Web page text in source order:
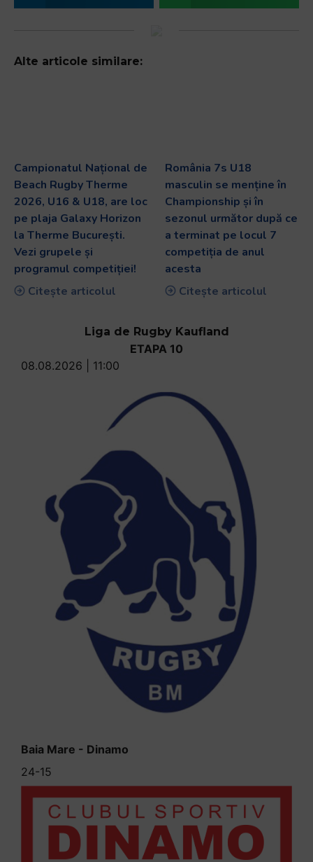
Alte articole similare:
Campionatul Național de
Beach Rugby Therme
2026, U16 & U18, are loc
pe plaja Galaxy Horizon
la Therme București.
Vezi grupele și
programul competiției!
Citește articolul
România 7s U18
masculin se menține în
Championship și în
sezonul următor după ce
a terminat pe locul 7
competiția de anul
acesta
Citește articolul
Liga de Rugby Kaufland
ETAPA 10
08.08.2026 | 11:00
Baia Mare - Dinamo
24-15